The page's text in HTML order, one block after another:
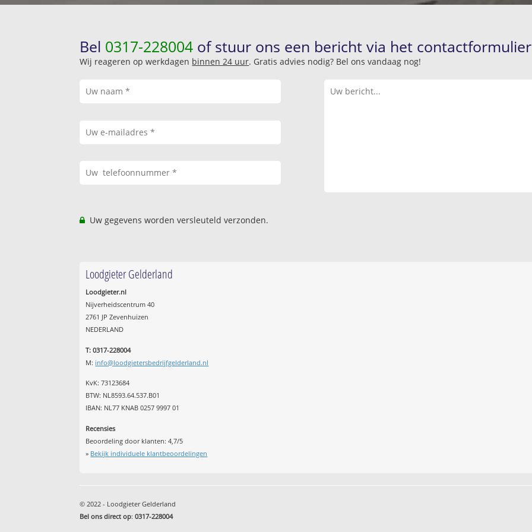
Bel 0317-228004 of stuur ons een bericht via het
Wij reageren op werkdagen binnen 24 uur. Gratis advies nodig? Bel ons vandaag nog!
Uw gegevens worden versleuteld verzonden.
Loodgieter Gelderland
Loodgieter.nl
Nijverheidscentrum 40
2761 JP Zevenhuizen
NEDERLAND
T: 0317-228004
M: info@loodgietersbedrijfgelderland.nl
KvK: 73123684
BTW: NL8593.64.537.B01
IBAN: NL77 KNAB 0257 9997 01
Recensies
Beoordeling door klanten:4,7/5
» Bekijk individuele klantbeoordelingen
© 2022 - Loodgieter Gelderland
Bel ons direct op:0317-228004